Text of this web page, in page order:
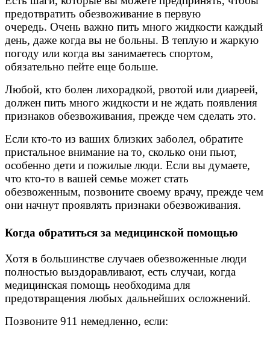
предотвратить обезвоживание в первую
очередь. Очень важно пить много жидкости каждый
день, даже когда вы не больны. В теплую и жаркую
погоду или когда вы занимаетесь спортом,
обязательно пейте еще больше.
Любой, кто болен лихорадкой, рвотой или диареей,
должен пить много жидкости и не ждать появления
признаков обезвоживания, прежде чем сделать это.
Если кто-то из ваших близких заболел, обратите
пристальное внимание на то, сколько они пьют,
особенно дети и пожилые люди. Если вы думаете,
что кто-то в вашей семье может стать
обезвоженным, позвоните своему врачу, прежде чем
они начнут проявлять признаки обезвоживания.
Когда обратиться за медицинской помощью
Хотя в большинстве случаев обезвоженные люди
полностью выздоравливают, есть случаи, когда
медицинская помощь необходима для
предотвращения любых дальнейших осложнений.
Позвоните 911 немедленно, если: